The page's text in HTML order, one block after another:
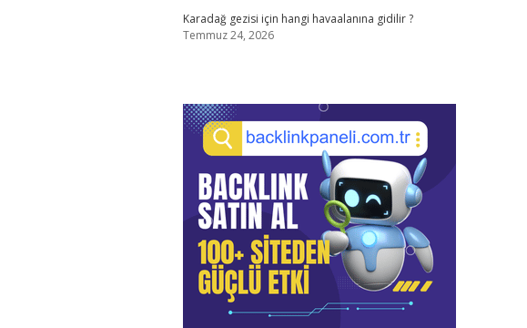
Karadağ gezisi için hangi havaalanına gidilir ?
Temmuz 24, 2026